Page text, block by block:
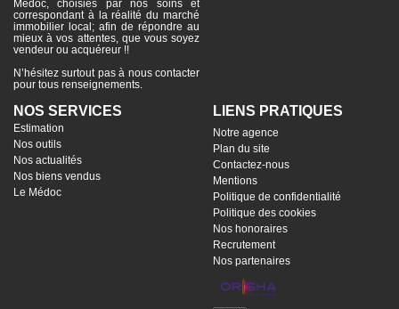
Médoc, choisies par nos soins et
correspondant à la réalité du marché
immobilier local; afin de répondre au
mieux à vos attentes, que vous soyez
vendeur ou acquéreur !!
N’hésitez surtout pas à nous contacter
pour tous renseignements.
NOS SERVICES
Estimation
Nos outils
Nos actualités
Nos biens vendus
Le Médoc
LIENS PRATIQUES
Notre agence
Plan du site
Contactez-nous
Mentions
Politique de confidentialité
Politique des cookies
Nos honoraires
Recrutement
Nos partenaires